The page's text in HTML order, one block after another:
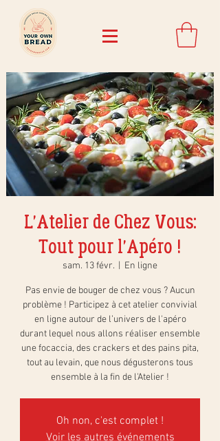
L'Atelier de Chez Vous:
Tout pour l'Apéro !
sam. 13 févr. En ligne
Pas envie de bouger de chez vous ? Aucun
problème ! Participez à cet atelier convivial
en ligne autour de l’univers de l'apéro
durant lequel nous allons réaliser ensemble
une focaccia, des crackers et des pains pita,
tout au levain, que nous dégusterons tous
ensemble à la fin de l'Atelier !
Oh non, c'est complet !
Voir les autres événements